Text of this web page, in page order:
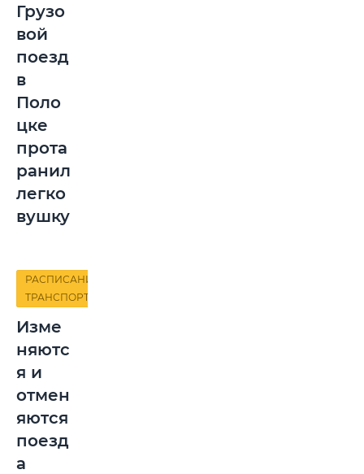
Грузо
вой
поезд
в
Поло
цке
прота
ранил
легко
вушку
РАСПИСАНИЕ
ТРАНСПОРТА
Изме
няютс
я и
отмен
яются
поезд
а